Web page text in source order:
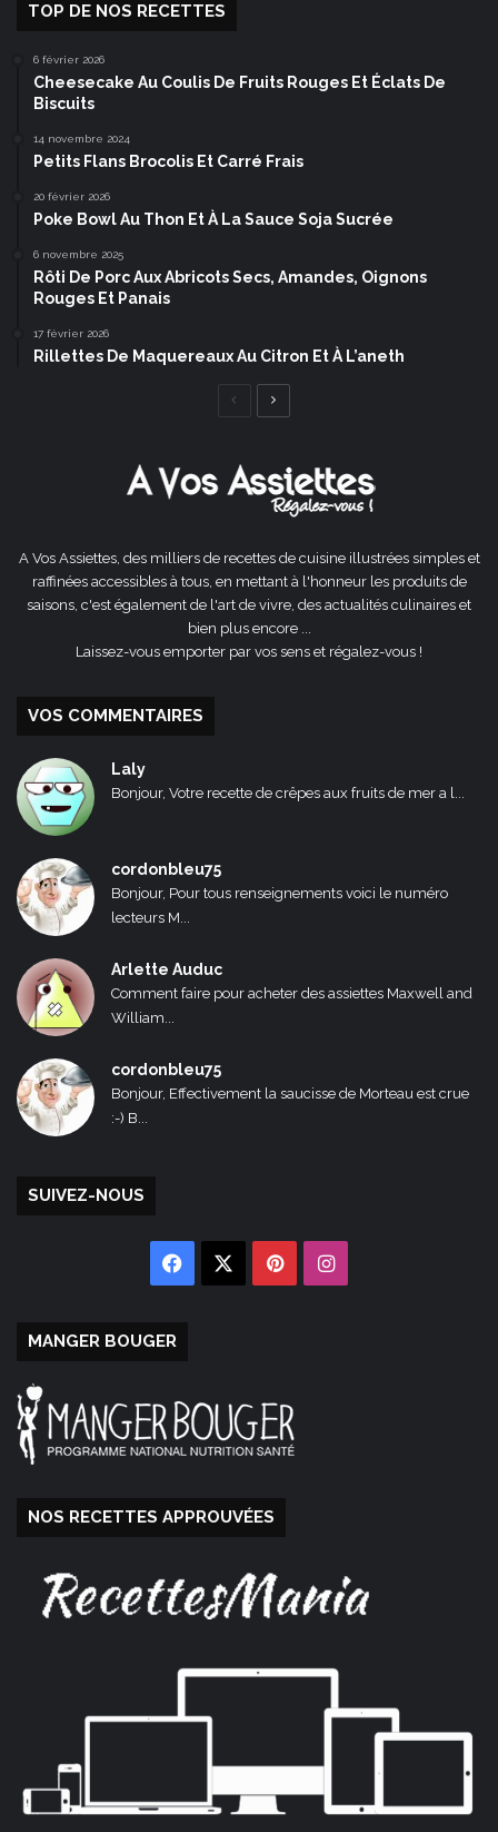
TOP DE NOS RECETTES
6 février 2026
Cheesecake Au Coulis De Fruits Rouges Et Éclats De
Biscuits
14 novembre 2024
Petits Flans Brocolis Et Carré Frais
20 février 2026
Poke Bowl Au Thon Et À La Sauce Soja Sucrée
6 novembre 2025
Rôti De Porc Aux Abricots Secs, Amandes, Oignons
Rouges Et Panais
17 février 2026
Rillettes De Maquereaux Au Citron Et À L’aneth
Page
A Vos Assiettes, des milliers de recettes de cuisine illustrées simples et
raffinées accessibles à tous, en mettant à l'honneur les produits de
saisons, c'est également de l'art de vivre, des actualités culinaires et
bien plus encore ...
Laissez-vous emporter par vos sens et régalez-vous !
VOS COMMENTAIRES
Laly
Bonjour, Votre recette de crêpes aux fruits de mer a l...
cordonbleu75
Bonjour, Pour tous renseignements voici le numéro
lecteurs M...
Arlette Auduc
Comment faire pour acheter des assiettes Maxwell and
William...
cordonbleu75
Bonjour, Effectivement la saucisse de Morteau est crue
:-) B...
SUIVEZ-NOUS
Facebook PinterestInstagram
MANGER BOUGER
NOS RECETTES APPROUVÉES